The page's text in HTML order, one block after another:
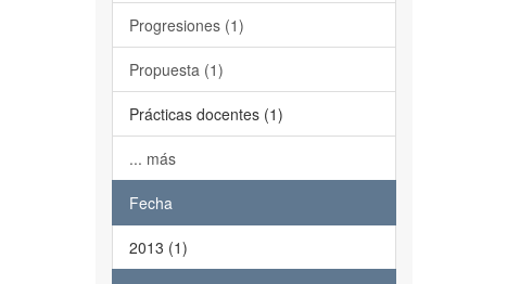
Progresiones (1)
Propuesta (1)
Prácticas docentes (1)
... más
Fecha
2013 (1)